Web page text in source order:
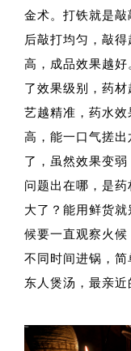
金术。打铁就是
后敲打均匀，敲
高，成品效果越
了效果级别，药
艺越精准，药水
高，能一口气搓
了，虽然效果变
问题出在哪，是
大了？能用鲜货
候要一直观察火
不同时间进锅，
东人煲汤，最亲近